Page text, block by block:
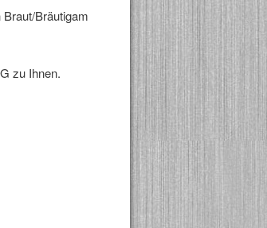
Bräutigam
zu Ihnen.